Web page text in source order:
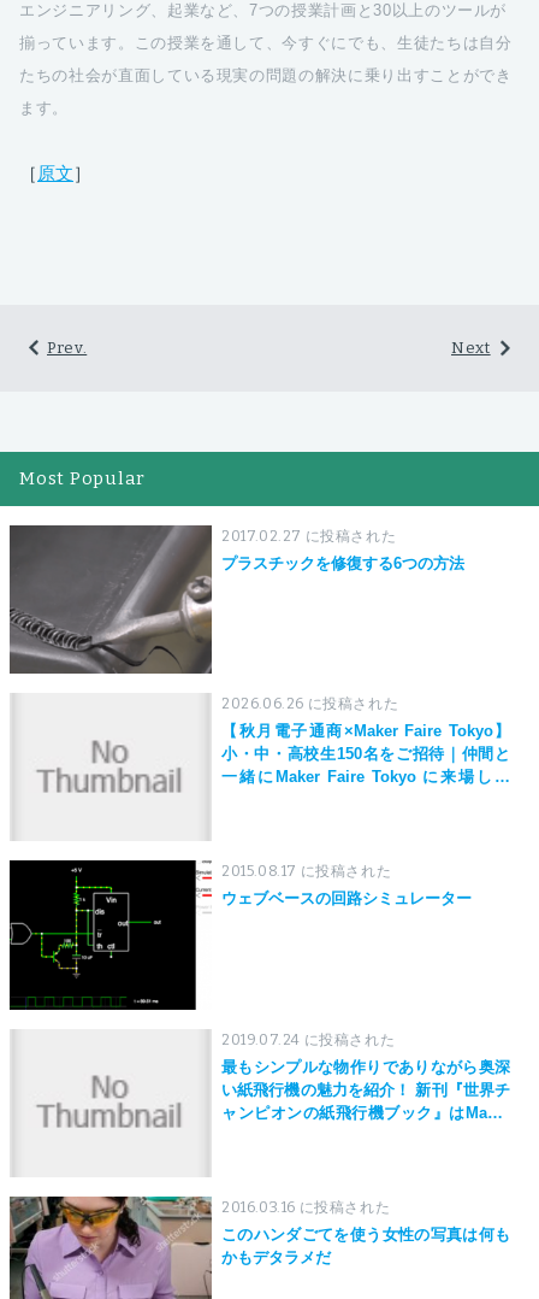
エンジニアリング、起業など、7つの授業計画と30以上のツールが
揃っています。この授業を通して、今すぐにでも、生徒たちは自分
たちの社会が直面している現実の問題の解決に乗り出すことができ
ます。
［ 原文］
Next
Prev.
Most Popular
2017.02.27 に投稿された
プラスチックを修復する6つの方法
2026.06.26 に投稿された
【秋月電子通商×Maker Faire Tokyo】
小・中・高校生150名をご招待｜仲間と
一緒にMaker Faire Tokyo に来場しよ
2015.08.17 に投稿された
ウェブベースの回路シミュレーター
2019.07.24 に投稿された
最もシンプルな物作りでありながら奥深
い紙飛行機の魅力を紹介！ 新刊『世界チ
ャンピオンの紙飛行機ブック』はMaker
2016.03.16 に投稿された
このハンダごてを使う女性の写真は何も
かもデタラメだ